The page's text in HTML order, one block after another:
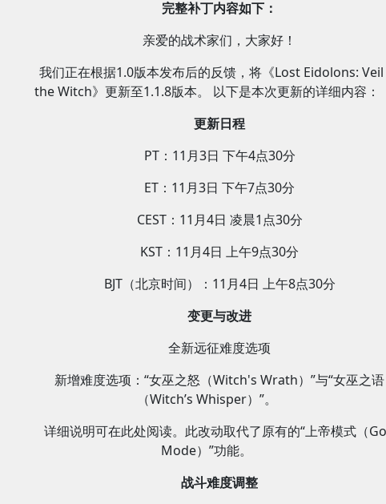
完整补丁内容如下：
亲爱的战术家们，大家好！
我们正在根据1.0版本发布后的反馈，将《Lost Eidolons:
the Witch》更新至1.1.8版本。 以下是本次更新的详细内容：
更新日程
PT：11月3日 下午4点30分
ET：11月3日 下午7点30分
CEST：11月4日 凌晨1点30分
KST：11月4日 上午9点30分
BJT（北京时间）：11月4日 上午8点30分
变更与改进
全新远征难度选项
新增难度选项：“女巫之怒（Witch's Wrath）”与“女巫之语
（Witch’s Whisper）”。
详细说明可在此处阅读。此改动取代了原有的“上帝模式（
Mode）”功能。
战斗难度调整